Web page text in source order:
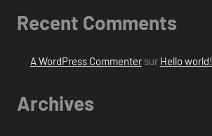
Recent Comments
A WordPress Commentersur Hello world!
Archives